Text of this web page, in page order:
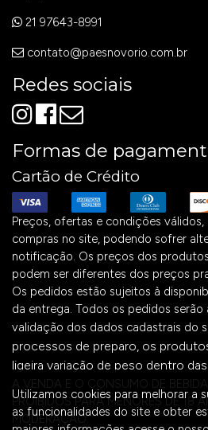
21 97643-8991
contato@paesnovorio.com.br
Redes sociais
Formas de
Cartão de Crédito
Preços, ofertas e condições válidos,
compras no site, podendo sofrer
notificação. Os preços dos
podem ser diferentes dos preços
Os pedidos estão sujeitos à
da entrega. Todos os pedidos
validação dos dados cadastrais do
processos de preparo, os
ligeira variação de peso dentro
A VENDA E O CONSUMO DE
PROIBIDOS PARA MENORES DE 18
MODERAÇÃO.
Utilizamos cookies para melhorar a
as funcionalidades do site e obter